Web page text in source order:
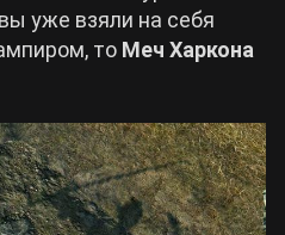
уже взяли на себя
то Меч Харкона